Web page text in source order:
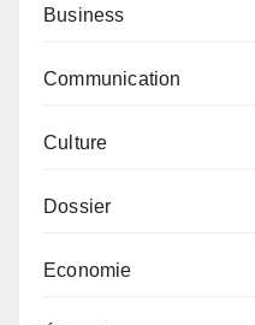
Business
Communication
Culture
Dossier
Economie